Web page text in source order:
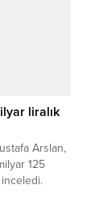
liralık
Arslan,
125
inceledi.
adalet